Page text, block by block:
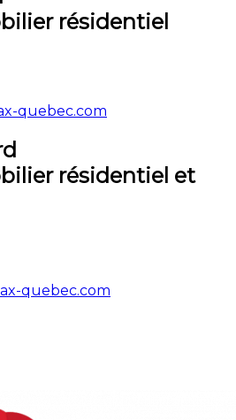
résidentiel
quebec.com
résidentiel et
quebec.com